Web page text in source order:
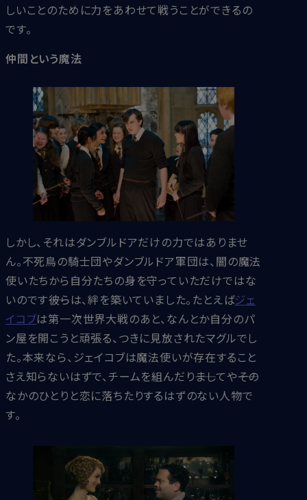
しいことのために力をあわせて戦うことができるの
です。
仲間という魔法
しかし、それはダンブルドアだけの力ではありませ
ん。不死鳥の騎士団やダンブルドア軍団は、闇の魔法
使いたちから自分たちの身を守っていただけではな
いのです――彼らは、絆を築いていました。たとえばジェ
イコブは第一次世界大戦のあと、なんとか自分のパ
ン屋を開こうと頑張る、つきに見放されたマグルでし
た。本来なら、ジェイコブは魔法使いが存在すること
さえ知らないはずで、チームを組んだり――ましてや――その
なかのひとりと恋に落ちたりするはずのない人物で
す。